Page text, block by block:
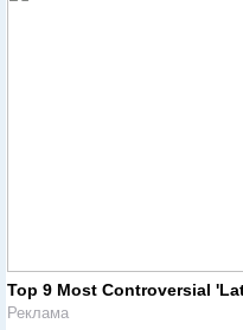
Top 9 Most Controversial
Реклама